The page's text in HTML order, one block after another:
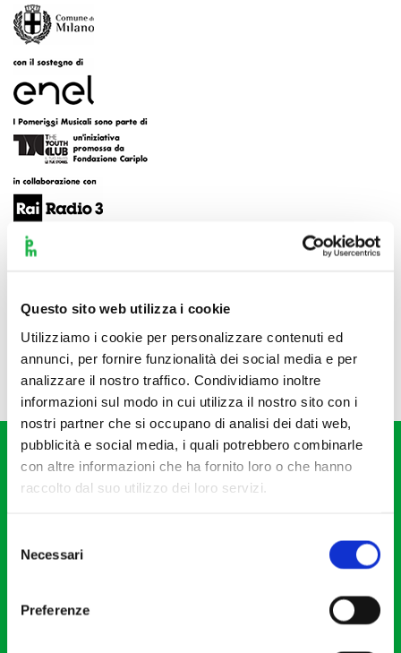
Questo sito web utilizza i cookie
Utilizziamo i cookie per personalizzare contenuti ed
annunci, per fornire funzionalità dei social media e per
analizzare il nostro traffico. Condividiamo inoltre
informazioni sul modo in cui utilizza il nostro sito con i
nostri partner che si occupano di analisi dei dati web,
pubblicità e social media, i quali potrebbero combinarle
con altre informazioni che ha fornito loro o che hanno
raccolto dal suo utilizzo dei loro servizi.
delNecessari
Preferenze
Fondazione I Pomeriggi Musicali
Partita Iva 04410060158